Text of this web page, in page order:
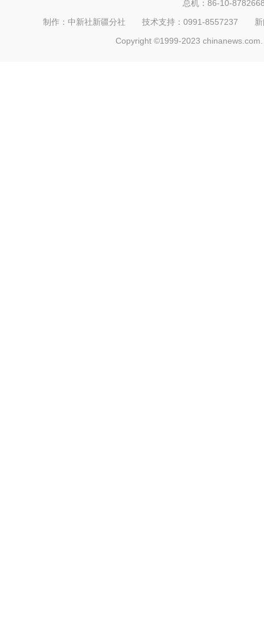
总机：86-10-
制作：中新社新疆分社 技术支持：0991-8557237
Copyright ©1999-2023